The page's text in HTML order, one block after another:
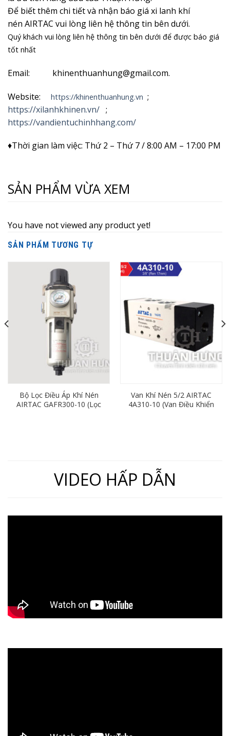
Để biết thêm chi tiết và nhận báo giá xi lanh khí
nén AIRTAC vui lòng liên hệ thông tin bên dưới.
Quý khách vui lòng liên hệ thông tin bên dưới để được báo giá
tốt nhất
Email: khinenthuanhung@gmail.com.
Website: https://khinenthuanhung.vn ;
https://xilanhkhinen.vn/ ;
https://vandientuchinhhang.com/
♦Thời gian làm việc: Thứ 2 – Thứ 7 / 8:00 AM – 17:00 PM
SẢN PHẨM VỪA XEM
You have not viewed any product yet!
SẢN PHẨM TƯƠNG TỰ
Bộ Lọc Điều Áp Khí Nén
AIRTAC GAFR300-10 (Lọc
Van Khí Nén 5/2 AIRTAC
4A310-10 (Van Điều Khiển
VIDEO HẤP DẪN